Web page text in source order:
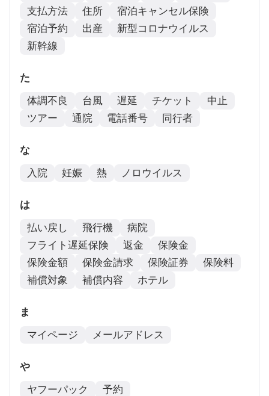
支払方法
住所
宿泊キャンセル保険
宿泊予約
出産
新型コロナウイルス
新幹線
た
体調不良
台風 遅延 チケット
中止
ツアー
通院 電話番号 同行者
な
入院
妊娠 熱 ノロウイルス
は
払い戻し
飛行機
病院
フライト遅延保険
返金
保険金
保険金額
保険金請求 保険証券
保険料
補償対象
補償内容 ホテル
ま
マイページ
メールアドレス
や
ヤフーパック
予約